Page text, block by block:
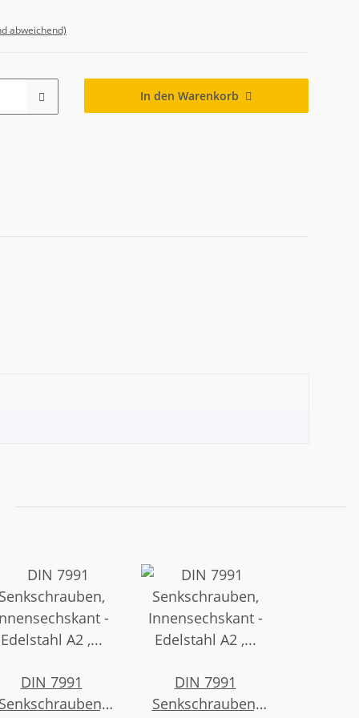
abweichend)
In den Warenkorb
DIN 7991
DIN 7991
Senkschrauben,